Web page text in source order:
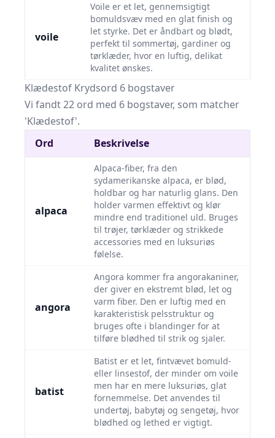
voile
Voile er et let, gennemsigtigt
bomuldsvæv med en glat finish og
let styrke. Det er åndbart og blødt,
perfekt til sommertøj, gardiner og
tørklæder, hvor en luftig, delikat
kvalitet ønskes.
Klædestof Krydsord 6 bogstaver
Vi fandt 22 ord med 6 bogstaver, som matcher
'Klædestof'.
Ord
Beskrivelse
alpaca
Alpaca-fiber, fra den
sydamerikanske alpaca, er blød,
holdbar og har naturlig glans. Den
holder varmen effektivt og klør
mindre end traditionel uld. Bruges
til trøjer, tørklæder og strikkede
accessories med en luksuriøs
følelse.
angora
Angora kommer fra angorakaniner,
der giver en ekstremt blød, let og
varm fiber. Den er luftig med en
karakteristisk pelsstruktur og
bruges ofte i blandinger for at
tilføre blødhed til strik og sjaler.
batist
Batist er et let, fintvævet bomuld-
eller linsestof, der minder om voile
men har en mere luksuriøs, glat
fornemmelse. Det anvendes til
undertøj, babytøj og sengetøj, hvor
blødhed og lethed er vigtigt.